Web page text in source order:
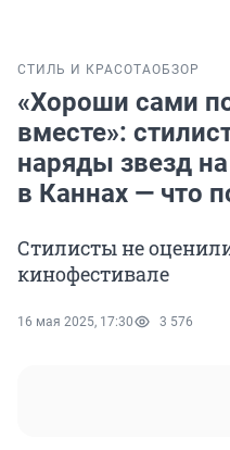
СТИЛЬ И КРАСОТАОБЗОР
«Хороши сами
вместе»:
наряды звезд
в Каннах — что
Стилисты не
кинофестивале
16 мая 2025, 17:30 3 576